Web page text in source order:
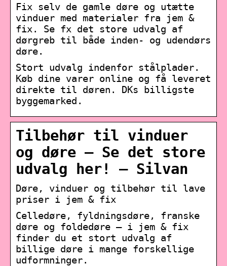
Fix selv de gamle døre og utætte
vinduer med materialer fra jem &
fix. Se fx det store udvalg af
dørgreb til både inden- og udendørs
døre.
Stort udvalg indenfor stålplader.
Køb dine varer online og få leveret
direkte til døren. DKs billigste
byggemarked.
Tilbehør til vinduer
og døre – Se det store
udvalg her! – Silvan
Døre, vinduer og tilbehør til lave
priser i jem & fix
Celledøre, fyldningsdøre, franske
døre og foldedøre – i jem & fix
finder du et stort udvalg af
billige døre i mange forskellige
udformninger.